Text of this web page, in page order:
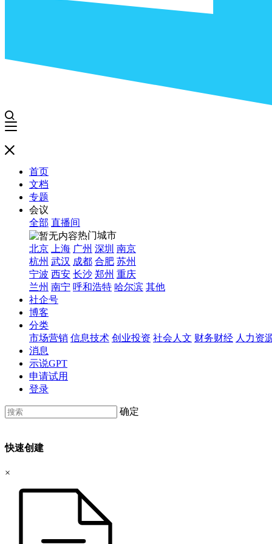
首页
文档
专题
会议
全部 直播间
热门城市
北京
上海 广州 深圳 南京
杭州 武汉 成都 合肥 苏州
宁波 西安 长沙 郑州 重庆
兰州 南宁 呼和浩特 哈尔滨 其他
社企号
博客
分类
市场营销 信息技术 创业投资 社会人文 财务财经 人力资
消息
示说GPT
申请试用
登录
确定
快速创建
×